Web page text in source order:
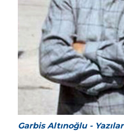
Garbis Altınoğlu - Yazılar